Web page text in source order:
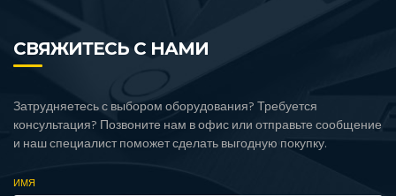
СВЯЖИТЕСЬ С НАМИ
Затрудняетесь с выбором оборудования? Требуется
консультация? Позвоните нам в офис или отправьте сообщение
и наш специалист поможет сделать выгодную покупку.
ИМЯ